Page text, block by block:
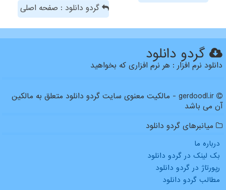
گردو دانلود : صفحه اصلی
گردو دانلود
دانلود نرم افزار : هر نرم افزاری که بخواهید
gerdoodl.ir - مالکیت معنوی سایت گردو دانلود متعلق به مالکین
آن می باشد
میانبرهای گردو دانلود
درباره ما
بک لینک در گردو دانلود
رپورتاژ در گردو دانلود
مطالب گردو دانلود